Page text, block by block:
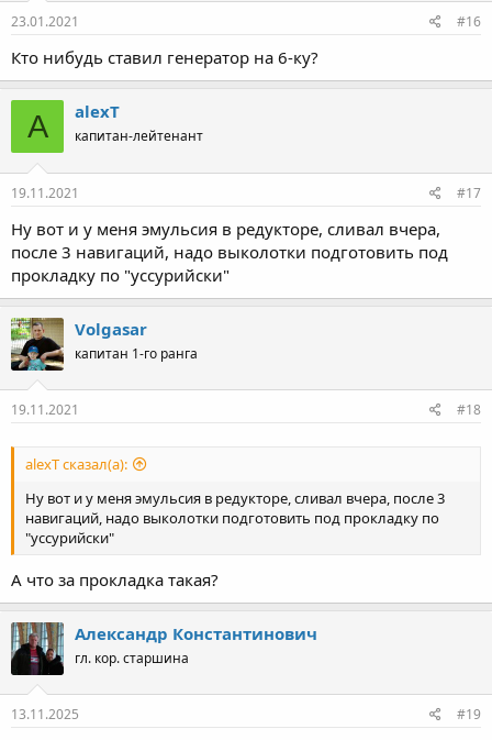
23.01.2021 #16
Кто нибудь ставил генератор на 6-ку?
A alexT
капитан-лейтенант
19.11.2021 #17
Ну вот и у меня эмульсия в редукторе, сливал вчера,
после 3 навигаций, надо выколотки подготовить под
прокладку по "уссурийски"
Volgasar
капитан 1-го ранга
19.11.2021 #18
alexT сказал(а):
Ну вот и у меня эмульсия в редукторе, сливал вчера, после 3
навигаций, надо выколотки подготовить под прокладку по
"уссурийски"
А что за прокладка такая?
Александр Константинович
гл. кор. старшина
13.11.2025 #19